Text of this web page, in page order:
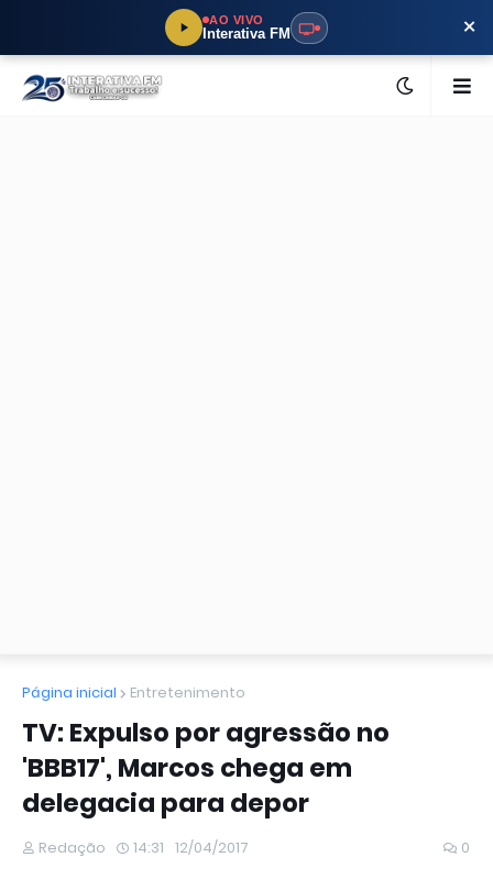
AO VIVO
Interativa FM ×
Página inicial Entretenimento
TV: Expulso por agressão no
'BBB17', Marcos chega em
delegacia para depor
Redação 14:31 12/04/2017 0